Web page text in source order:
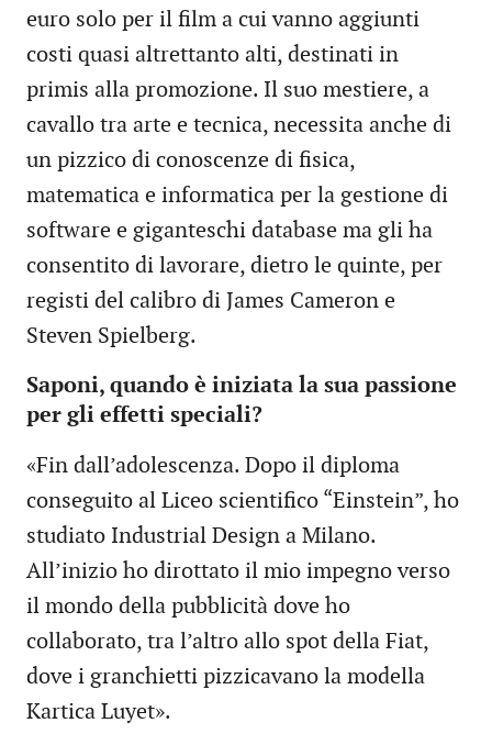
euro solo per il film a cui vanno aggiunti
costi quasi altrettanto alti, destinati in
primis alla promozione. Il suo mestiere, a
cavallo tra arte e tecnica, necessita anche di
un pizzico di conoscenze di fisica,
matematica e informatica per la gestione di
software e giganteschi database ma gli ha
consentito di lavorare, dietro le quinte, per
registi del calibro di James Cameron e
Steven Spielberg.
Saponi, quando è iniziata la sua passione
per gli effetti speciali?
«Fin dall’adolescenza. Dopo il diploma
conseguito al Liceo scientifico “Einstein”, ho
studiato Industrial Design a Milano.
All’inizio ho dirottato il mio impegno verso
il mondo della pubblicità dove ho
collaborato, tra l’altro allo spot della Fiat,
dove i granchietti pizzicavano la modella
Kartica Luyet».